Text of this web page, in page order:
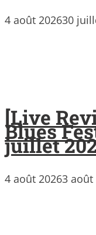
4 août 202630
[Live
Blues
juillet
4 août 20263 août